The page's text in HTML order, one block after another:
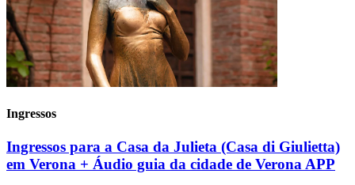
Ingressos
Ingressos para a Casa da Julieta (Casa di Giulietta)
em Verona + Áudio guia da cidade de Verona APP